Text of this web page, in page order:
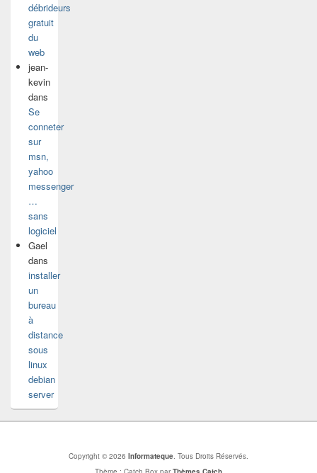
débrideurs
gratuit
du
web
jean-
kevin
dans
Se
conneter
sur
msn,
yahoo
messenger
…
sans
logiciel
Gael
dans
installer
un
bureau
à
distance
sous
linux
debian
server
Copyright © 2026 Informateque. Tous Droits Réservés.